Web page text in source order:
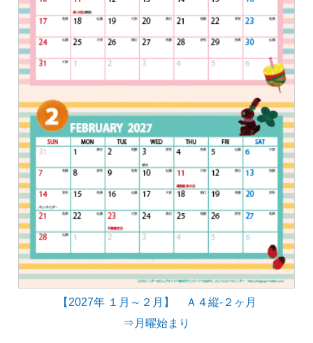
【2027年 １月～２月】 Ａ４縦-２ヶ月
⇒月曜始まり